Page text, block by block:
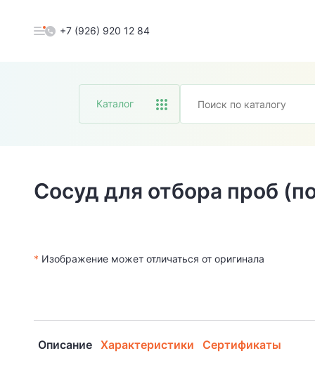
+7 (926) 920 12 84
Каталог
Сосуд для отбора проб
* Изображение может отличаться от оригинала
Описание Характеристики Сертификаты